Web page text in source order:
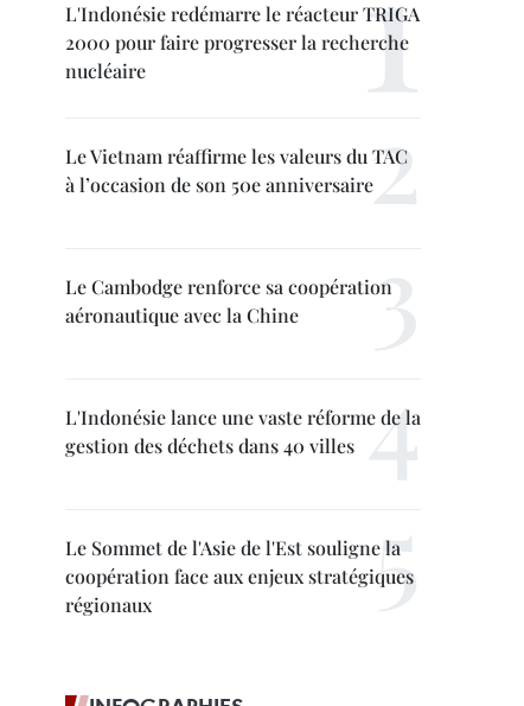
L'Indonésie redémarre le réacteur TRIGA
2000 pour faire progresser la recherche
nucléaire
Le Vietnam réaffirme les valeurs du TAC
à l’occasion de son 50e anniversaire
Le Cambodge renforce sa coopération
aéronautique avec la Chine
L'Indonésie lance une vaste réforme de la
gestion des déchets dans 40 villes
Le Sommet de l'Asie de l'Est souligne la
coopération face aux enjeux stratégiques
régionaux